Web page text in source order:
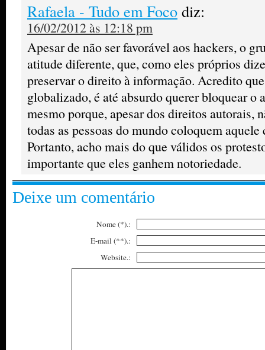
Rafaela - Tudo em Foco diz:
16/02/2012 às 12:18 pm
Apesar de não ser favorável aos hackers, o
atitude diferente, que, como eles próprios
preservar o direito à informação. Acredito
globalizado, é até absurdo querer bloquear o
mesmo porque, apesar dos direitos autorais,
todas as pessoas do mundo coloquem
Portanto, acho mais do que válidos os
importante que eles ganhem notoriedade.
Deixe um comentário
Nome (*).:
E-mail (**).:
Website.: